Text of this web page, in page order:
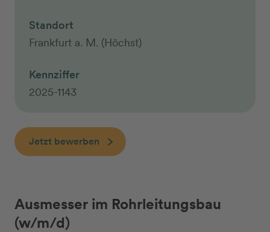
Ausmesser im Rohrleitungsbau
(w/m/d)
Standort
Frankfurt a. M. (Höchst)
Kennziffer
2025-1143
Jetzt bewerben